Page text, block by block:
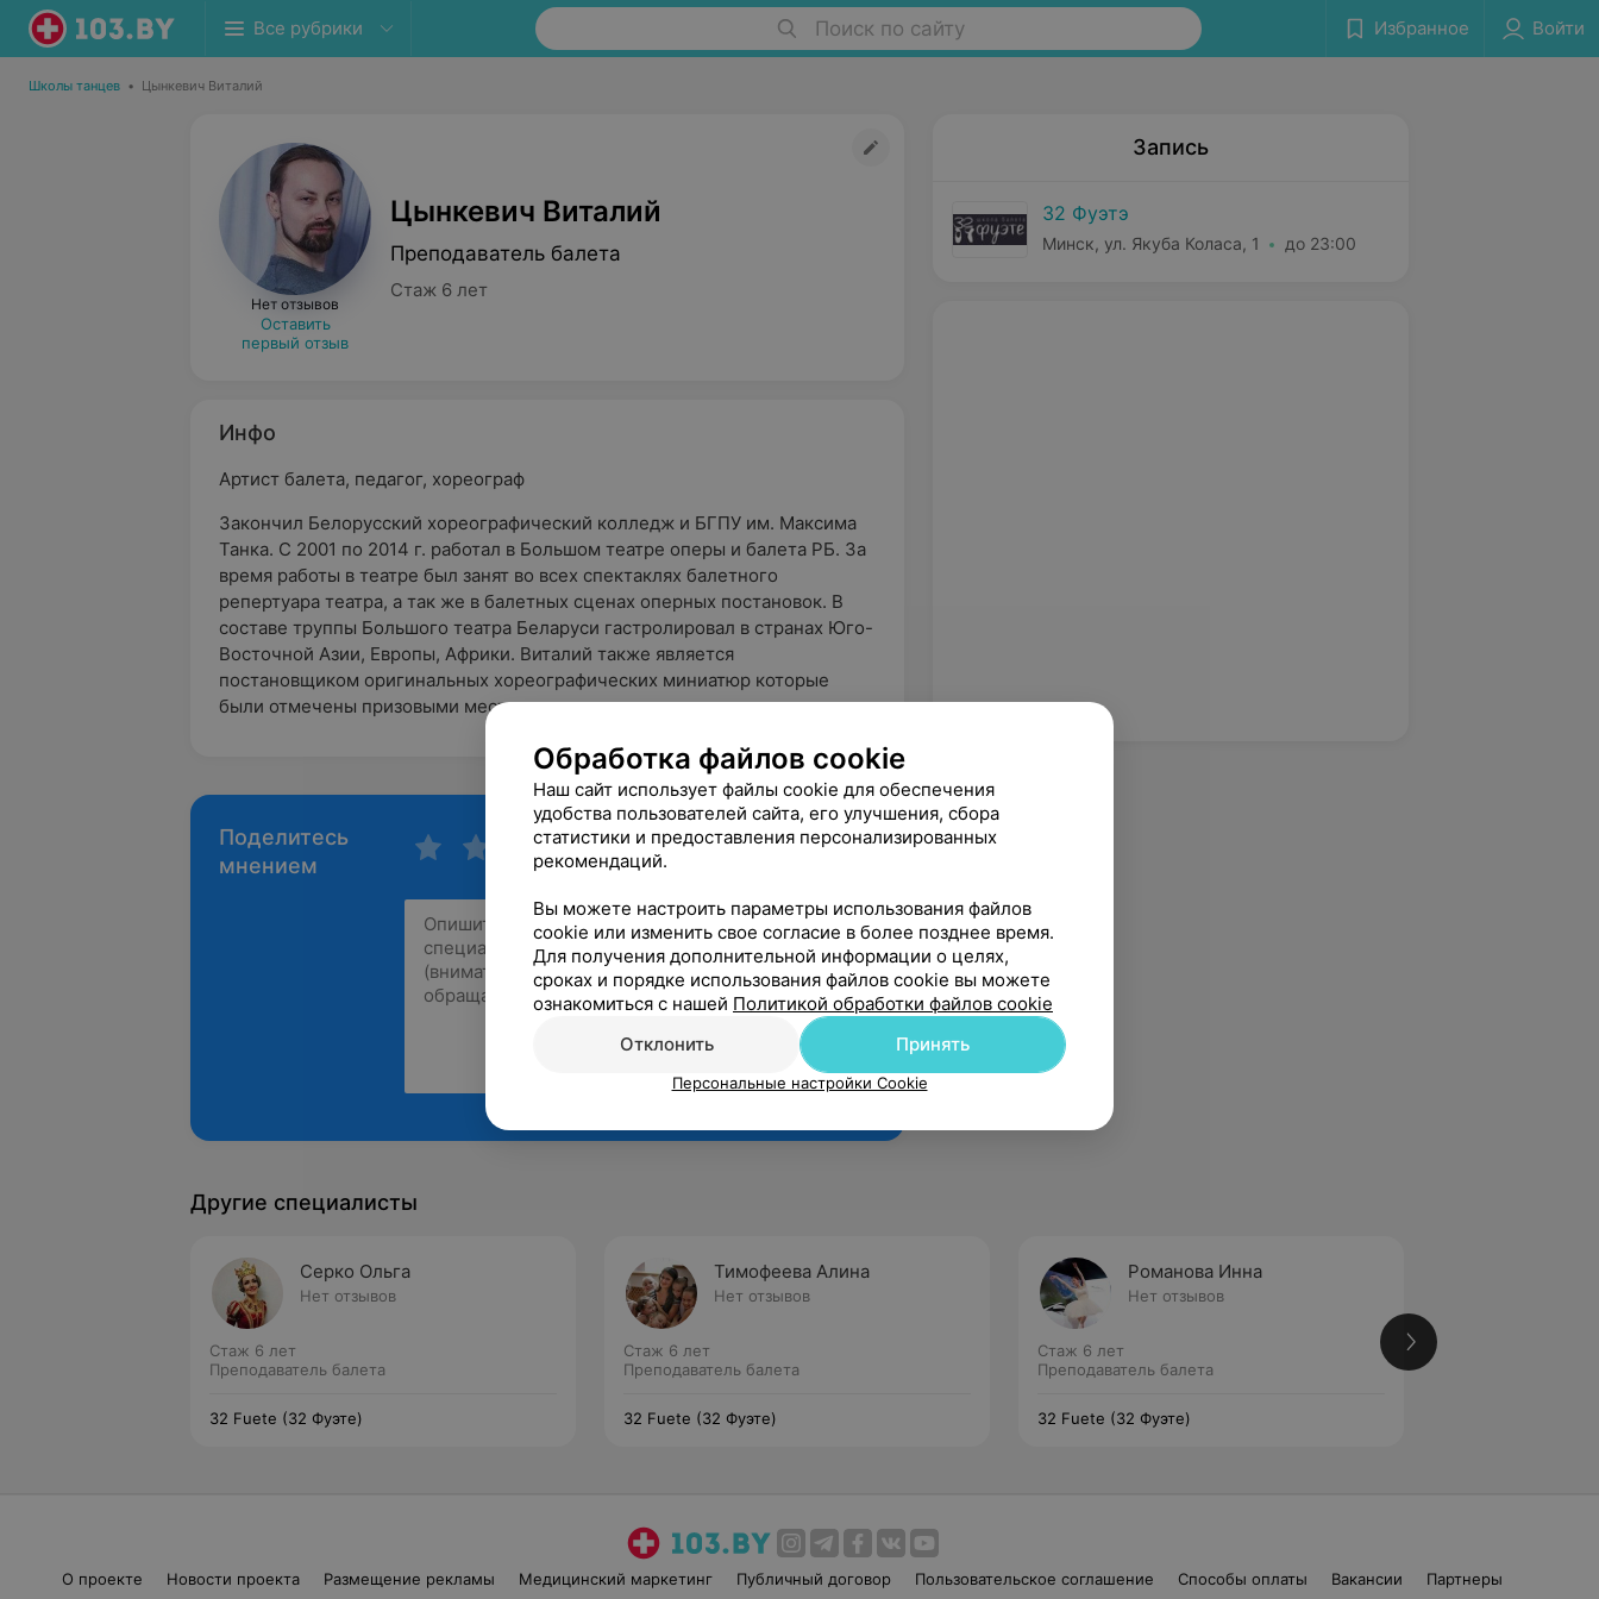
Все рубрики Поиск по сайту Избранное Войти
Школы танцев • Цынкевич Виталий
Нет отзывов
Оставить
первый отзыв
Цынкевич Виталий
Преподаватель балета
Стаж 6 лет
Инфо
Артист балета, педагог, хореограф
Закончил Белорусский хореографический колледж и БГПУ им. Максима
Танка. С 2001 по 2014 г. работал в Большом театре оперы и балета РБ. За
время работы в театре был занят во всех спектаклях балетного
репертуара театра, а так же в балетных сценах оперных постановок. В
составе труппы Большого театра Беларуси гастролировал в странах Юго-
Восточной Азии, Европы, Африки. Виталий также является
постановщиком оригинальных хореографических миниатюр которые
были отмечены призовыми местами на международных конкурсах.
Поделитесь
мнением
Рекомендую
Запись
32 Фуэтэ
Минск, ул. Якуба Коласа, 1 до 23:00
Другие специалисты
Серко Ольга
Нет отзывов
Стаж 6 лет
Преподаватель балета
32 Fuete (32 Фуэте)
Тимофеева Алина
Нет отзывов
Стаж 6 лет
Преподаватель балета
32 Fuete (32 Фуэте)
Романова Инна
Нет отзывов
Стаж 6 лет
Преподаватель балета
32 Fuete (32 Фуэте)
О проекте Новости проекта Размещение рекламы Медицинский маркетинг Публичный договор Пользовательское соглашение Способы оплаты Вакансии Партнеры
Обработка файлов cookie
Наш сайт использует файлы cookie для обеспечения
удобства пользователей сайта, его улучшения, сбора
статистики и предоставления персонализированных
рекомендаций.
Вы можете настроить параметры использования файлов
cookie или изменить свое согласие в более позднее время.
Для получения дополнительной информации о целях,
сроках и порядке использования файлов cookie вы можете
ознакомиться с нашей Политикой обработки файлов cookie
Отклонить
Принять
Персональные настройки Cookie